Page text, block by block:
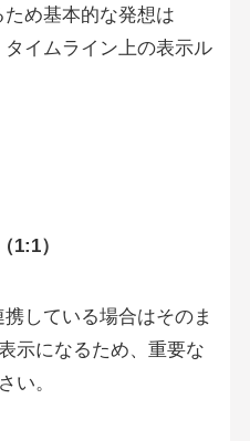
め基本的な発想は
イムライン上の表示ル
1:1）
している場合はそのま
示になるため、重要な
い。